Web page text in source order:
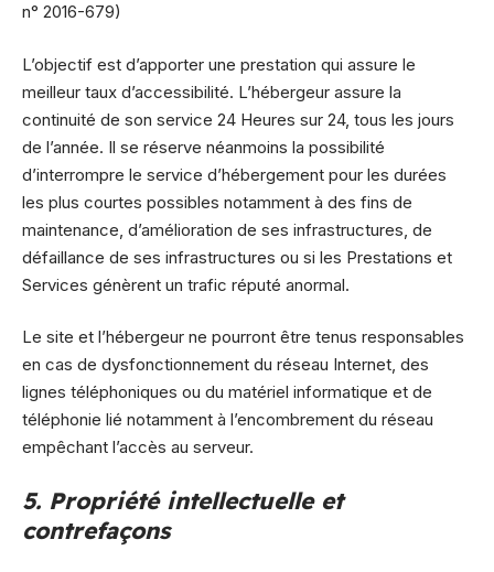
n° 2016-679)
L’objectif est d’apporter une prestation qui assure le
meilleur taux d’accessibilité. L’hébergeur assure la
continuité de son service 24 Heures sur 24, tous les jours
de l’année. Il se réserve néanmoins la possibilité
d’interrompre le service d’hébergement pour les durées
les plus courtes possibles notamment à des fins de
maintenance, d’amélioration de ses infrastructures, de
défaillance de ses infrastructures ou si les Prestations et
Services génèrent un trafic réputé anormal.
Le site et l’hébergeur ne pourront être tenus responsables
en cas de dysfonctionnement du réseau Internet, des
lignes téléphoniques ou du matériel informatique et de
téléphonie lié notamment à l’encombrement du réseau
empêchant l’accès au serveur.
5. Propriété intellectuelle et
contrefaçons